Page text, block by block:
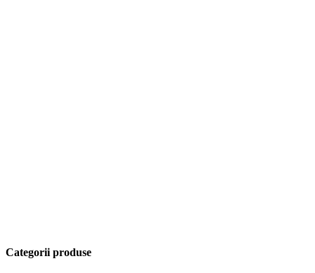
Categorii produse